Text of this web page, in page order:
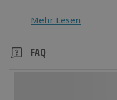
Mehr Lesen
FAQ